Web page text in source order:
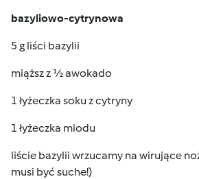
bazyliowo-cytrynowa
5 g liści bazylii
miąższ z ½ awokado
1 łyżeczka soku z cytryny
1 łyżeczka miodu
liście bazylii wrzucamy na wirujące
musi być suche!)